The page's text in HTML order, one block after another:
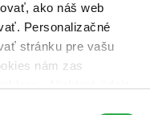
ako náš web
Personalizačné
stránku pre vašu
nám zas